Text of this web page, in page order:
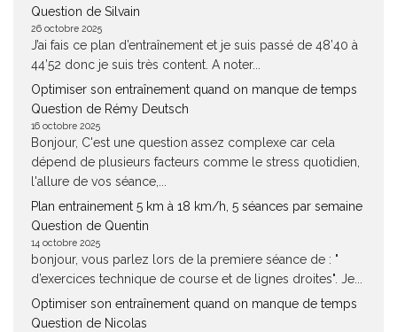
Question de Silvain
26 octobre 2025
J’ai fais ce plan d’entraînement et je suis passé de 48’40 à
44’52 donc je suis très content. A noter...
Optimiser son entraînement quand on manque de temps
Question de Rémy Deutsch
16 octobre 2025
Bonjour, C'est une question assez complexe car cela
dépend de plusieurs facteurs comme le stress quotidien,
l'allure de vos séance,...
Plan entrainement 5 km à 18 km/h, 5 séances par semaine
Question de Quentin
14 octobre 2025
bonjour, vous parlez lors de la premiere séance de : "
d’exercices technique de course et de lignes droites". Je...
Optimiser son entraînement quand on manque de temps
Question de Nicolas